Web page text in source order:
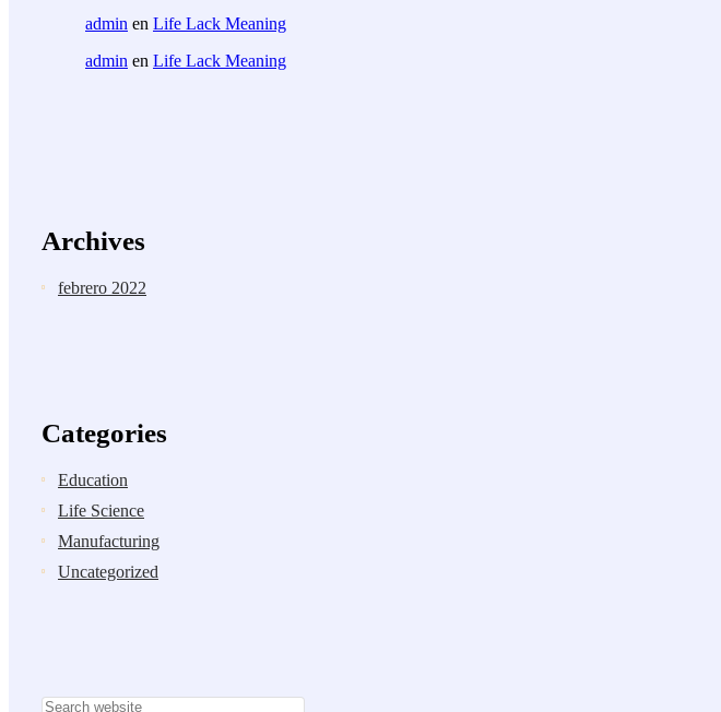
admin en Life Lack Meaning
admin en Life Lack Meaning
Archives
febrero 2022
Categories
Education
Life Science
Manufacturing
Uncategorized